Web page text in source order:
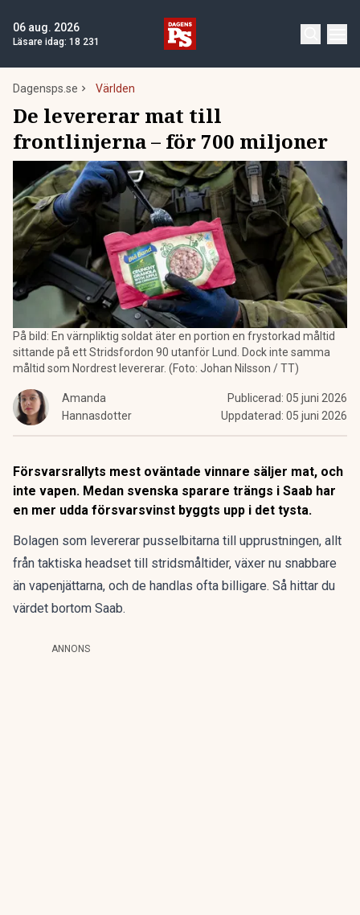
06 aug. 2026
Läsare idag: 18 231
Dagensps.se Världen
De levererar mat till
frontlinjerna – för 700 miljoner
På bild: En värnpliktig soldat äter en portion en frystorkad måltid
sittande på ett Stridsfordon 90 utanför Lund. Dock inte samma
måltid som Nordrest levererar. (Foto: Johan Nilsson / TT)
Amanda
Hannasdotter
Publicerad: 05 juni 2026
Uppdaterad: 05 juni 2026
Försvarsrallyts mest oväntade vinnare säljer mat, och
inte vapen. Medan svenska sparare trängs i Saab har
en mer udda försvarsvinst byggts upp i det tysta.
Bolagen som levererar pusselbitarna till upprustningen, allt
från taktiska headset till stridsmåltider, växer nu snabbare
än vapenjättarna, och de handlas ofta billigare. Så hittar du
värdet bortom Saab.
ANNONS